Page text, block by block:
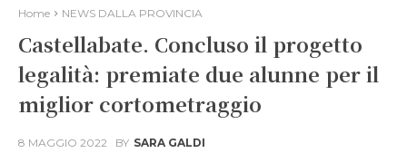
Home NEWS DALLA PROVINCIA
Castellabate. Concluso il progetto
legalità: premiate due alunne per il
miglior cortometraggio
8 MAGGIO 2022 BY SARA GALDI